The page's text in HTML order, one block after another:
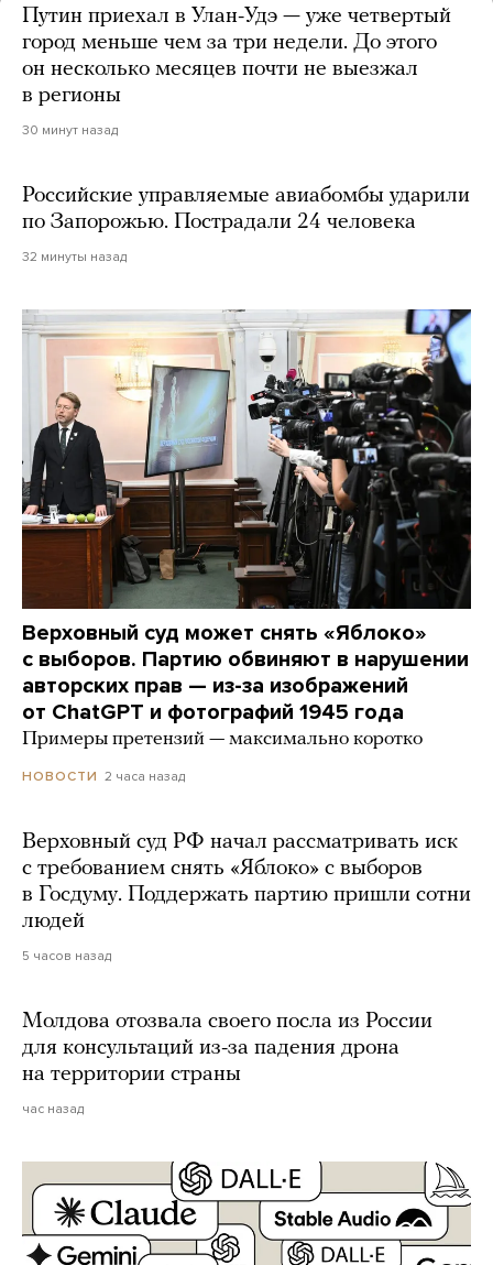
Путин приехал в Улан-Удэ — уже четвертый
город меньше чем за три недели. До этого
он несколько месяцев почти не выезжал
в регионы
30 минут назад
Российские управляемые авиабомбы ударили
по Запорожью. Пострадали 24 человека
32 минуты назад
Верховный суд может снять «Яблоко»
с выборов. Партию обвиняют в нарушении
авторских прав — из-за изображений
от ChatGPT и фотографий 1945 года
Примеры претензий — максимально коротко
НОВОСТИ 2 часа назад
Верховный суд РФ начал рассматривать иск
с требованием снять «Яблоко» с выборов
в Госдуму. Поддержать партию пришли сотни
людей
5 часов назад
Молдова отозвала своего посла из России
для консультаций из-за падения дрона
на территории страны
час назад